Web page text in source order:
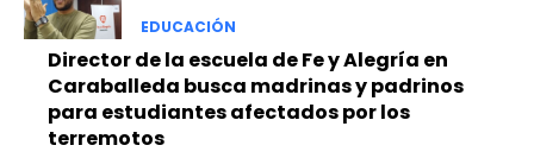
EDUCACIÓN
Director de la escuela de Fe y Alegría en
Caraballeda busca madrinas y padrinos
para estudiantes afectados por los
terremotos